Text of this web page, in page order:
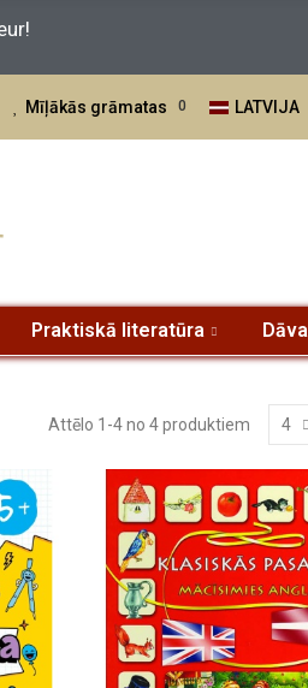
Mīļākās grāmatas 0 LATVIJA
Praktiskā literatūra
Attēlo 1-4 no 4 produktiem 4